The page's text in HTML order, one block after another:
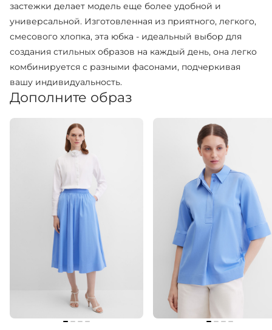
застежки делает модель еще более удобной и
универсальной. Изготовленная из приятного, легкого,
смесового хлопка, эта юбка - идеальный выбор для
создания стильных образов на каждый день, она легко
комбинируется с разными фасонами, подчеркивая
вашу индивидуальность.
Дополните образ